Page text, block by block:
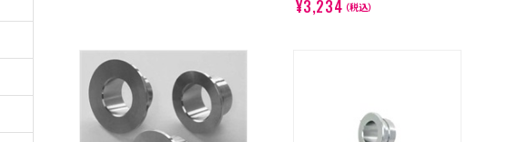
¥3,234（税込）